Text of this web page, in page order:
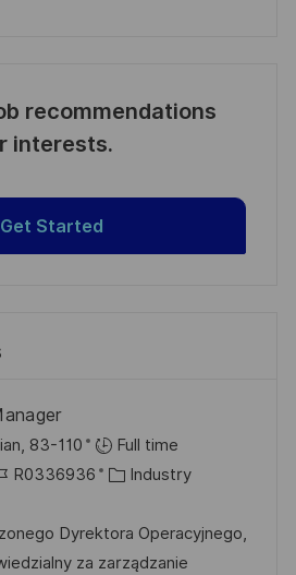
recommendations
interests.
Get Started
83-110
Full time
R0336936
K
t
e
Industry
Dyrektora Operacyjnego,
za zarządzanie